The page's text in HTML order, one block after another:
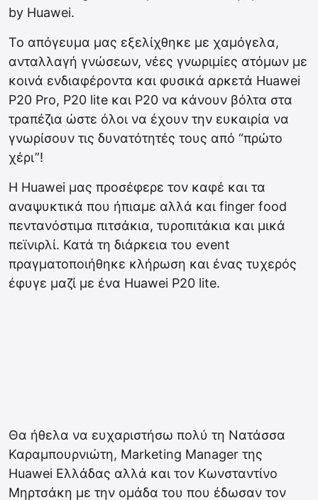
by Huawei.
Το απόγευμα μας εξελίχθηκε με χαμόγελα,
ανταλλαγή γνώσεων, νέες γνωριμίες ατόμων με
κοινά ενδιαφέροντα και φυσικά αρκετά Huawei
P20 Pro, P20 lite και P20 να κάνουν βόλτα στα
τραπέζια ώστε όλοι να έχουν την ευκαιρία να
γνωρίσουν τις δυνατότητές τους από “πρώτο
χέρι”!
Η Huawei μας προσέφερε τον καφέ και τα
αναψυκτικά που ήπιαμε αλλά και finger food
πεντανόστιμα πιτσάκια, τυροπιτάκια και μικά
πεϊνιρλί. Κατά τη διάρκεια του event
πραγματοποιήθηκε κλήρωση και ένας τυχερός
έφυγε μαζί με ένα Huawei P20 lite.
Θα ήθελα να ευχαριστήσω πολύ τη Νατάσσα
Καραμπουρνιώτη, Marketing Manager της
Huawei Ελλάδας αλλά και τον Κωνσταντίνο
Μηρτσάκη με την ομάδα του που έδωσαν τον